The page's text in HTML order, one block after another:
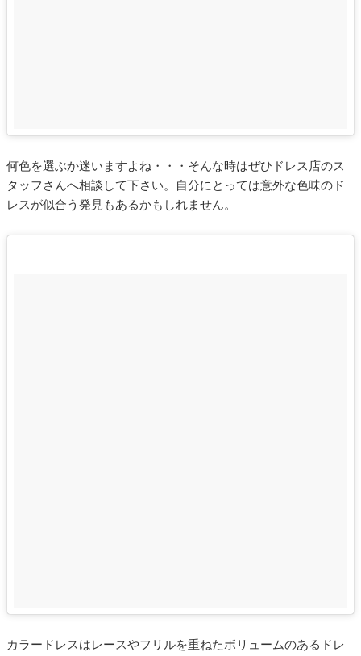
何色を選ぶか迷いますよね・・・そんな時はぜひドレス店のス
タッフさんへ相談して下さい。自分にとっては意外な色味のド
レスが似合う発見もあるかもしれません。
カラードレスはレースやフリルを重ねたボリュームのあるドレ